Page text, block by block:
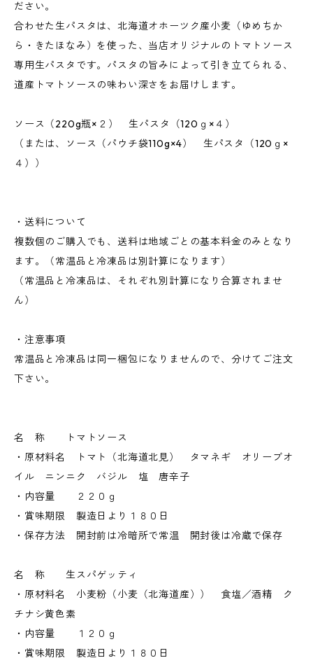
ださい。
合わせた生パスタは、北海道オホーツク産小麦（ゆめちか
ら・きたほなみ）を使った、当店オリジナルのトマトソース
専用生パスタです。パスタの旨みによって引き立てられる、
道産トマトソースの味わい深さをお届けします。
ソース（220g瓶×２） 生パスタ（120ｇ×４）
（または、ソース（パウチ袋110g×4） 生パスタ（120ｇ×
４））
・送料について
複数個のご購入でも、送料は地域ごとの基本料金のみとなり
ます。（常温品と冷凍品は別計算になります）
（常温品と冷凍品は、それぞれ別計算になり合算されませ
ん）
・注意事項
常温品と冷凍品は同一梱包になりませんので、分けてご注文
下さい。
名 称 トマトソース
・原材料名 トマト（北海道北見） タマネギ オリーブオ
イル ニンニク バジル 塩 唐辛子
・内容量 ２２０ｇ
・賞味期限 製造日より１８０日
・保存方法 開封前は冷暗所で常温 開封後は冷蔵で保存
名 称 生スパゲッティ
・原材料名 小麦粉（小麦（北海道産）） 食塩／酒精 ク
チナシ黄色素
・内容量 １２０ｇ
・賞味期限 製造日より１８０日